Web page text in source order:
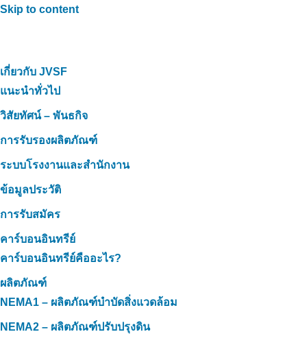
Skip to content
เกี่ยวกับ JVSF
แนะนำทั่วไป
วิสัยทัศน์ – พันธกิจ
การรับรองผลิตภัณฑ์
ระบบโรงงานและสำนักงาน
ข้อมูลประวัติ
การรับสมัคร
คาร์บอนอินทรีย์
คาร์บอนอินทรีย์คืออะไร?
ผลิตภัณฑ์
NEMA1 – ผลิตภัณฑ์บำบัดสิ่งแวดล้อม
NEMA2 – ผลิตภัณฑ์ปรับปรุงดิน